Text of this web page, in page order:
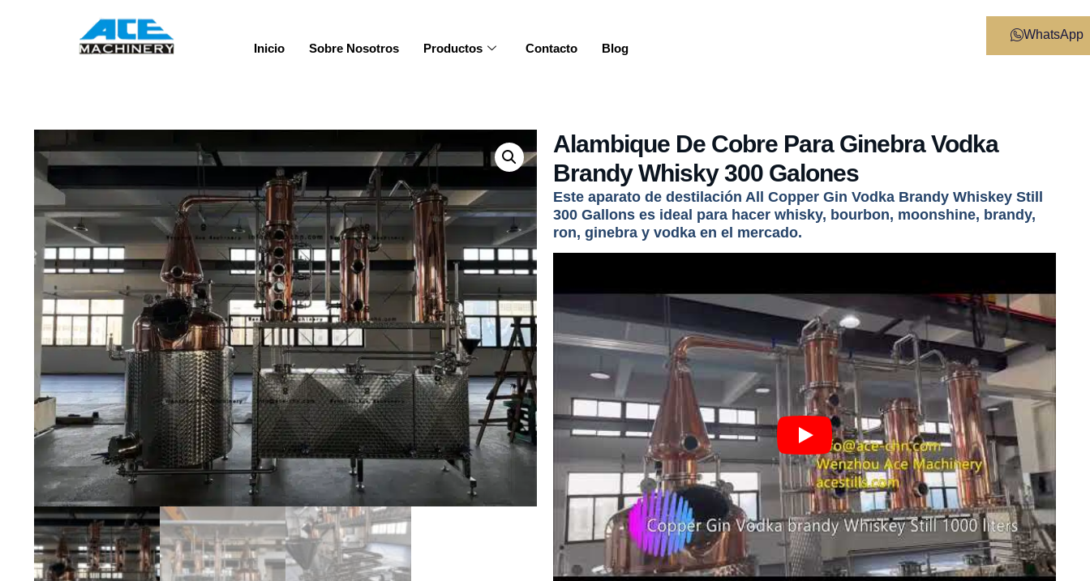
Inicio Sobre Nosotros Productos Contacto Blog
WhatsApp
Alambique De Cobre Para Ginebra Vodka
Brandy Whisky 300 Galones
Este aparato de destilación All Copper Gin Vodka Brandy Whiskey Still
300 Gallons es ideal para hacer whisky, bourbon, moonshine, brandy,
ron, ginebra y vodka en el mercado.